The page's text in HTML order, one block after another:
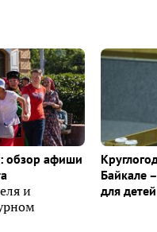
обзор афиши
и
Байкале
для